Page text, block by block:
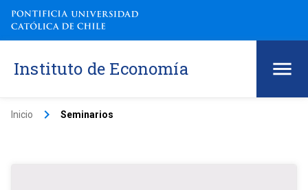
Instituto de Economía
Inicio keyboard_arrow_right Seminarios